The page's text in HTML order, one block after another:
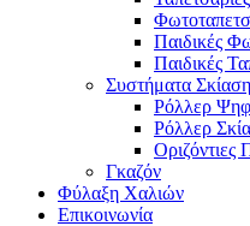
Παιδικές
Παιδικές
Συστήματα
Ρόλλερ
Ρόλλερ
Οριζόντιες
Γκαζόν
Φύλαξη Χαλιών
Επικοινωνία